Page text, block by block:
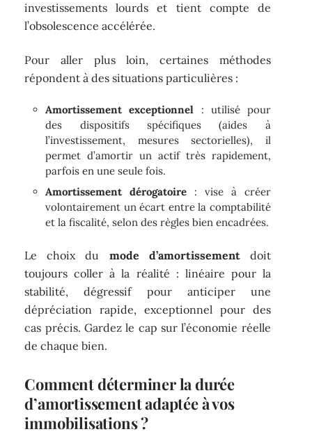
investissements lourds et tient compte de
l’obsolescence accélérée.
Pour aller plus loin, certaines méthodes
répondent à des situations particulières :
Amortissement exceptionnel : utilisé pour
des dispositifs spécifiques (aides à
l’investissement, mesures sectorielles), il
permet d’amortir un actif très rapidement,
parfois en une seule fois.
Amortissement dérogatoire : vise à créer
volontairement un écart entre la comptabilité
et la fiscalité, selon des règles bien encadrées.
Le choix du mode d’amortissementdoit
toujours coller à la réalité : linéaire pour la
stabilité, dégressif pour anticiper une
dépréciation rapide, exceptionnel pour des
cas précis. Gardez le cap sur l’économie réelle
de chaque bien.
Comment déterminer la durée
d’amortissement adaptée à vos
immobilisations ?